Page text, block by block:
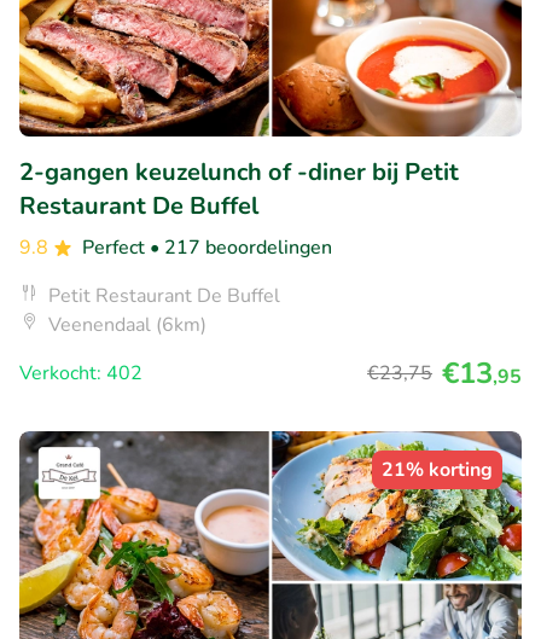
2-gangen keuzelunch of -diner bij Petit
Restaurant De Buffel
9.8 Perfect • 217 beoordelingen
Petit Restaurant De Buffel
Veenendaal (6km)
Verkocht: 402
€23,75 €13,95
21% korting